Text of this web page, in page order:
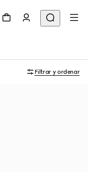
Filtrar y ordenar